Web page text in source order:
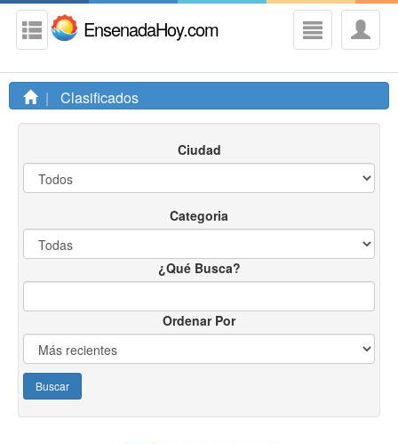
EnsenadaHoy.com
Clasificados
Ciudad
Categoria
¿Qué Busca?
Ordenar Por